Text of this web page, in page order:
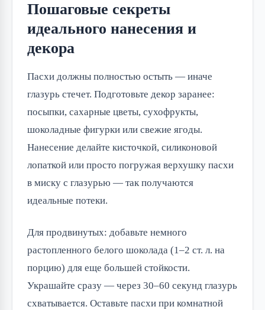
Пошаговые секреты
идеального нанесения и
декора
Пасхи должны полностью остыть — иначе
глазурь стечет. Подготовьте декор заранее:
посыпки, сахарные цветы, сухофрукты,
шоколадные фигурки или свежие ягоды.
Нанесение делайте кисточкой, силиконовой
лопаткой или просто погружая верхушку пасхи
в миску с глазурью — так получаются
идеальные потеки.
Для продвинутых: добавьте немного
растопленного белого шоколада (1–2 ст. л. на
порцию) для еще большей стойкости.
Украшайте сразу — через 30–60 секунд глазурь
схватывается. Оставьте пасхи при комнатной